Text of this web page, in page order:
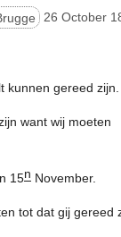
26 October
kunnen gereed zijn.
want wij moeten
15nNovember.
tot dat gij gereed